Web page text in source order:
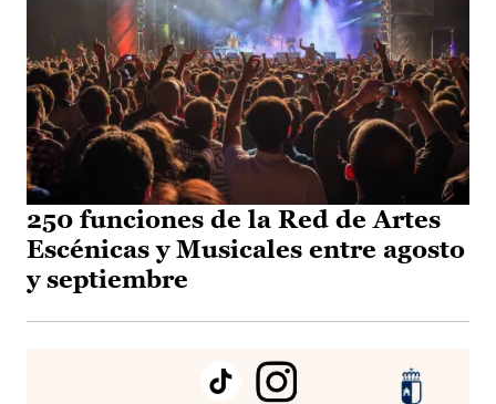
250 funciones de la Red de Artes
Escénicas y Musicales entre agosto
y septiembre